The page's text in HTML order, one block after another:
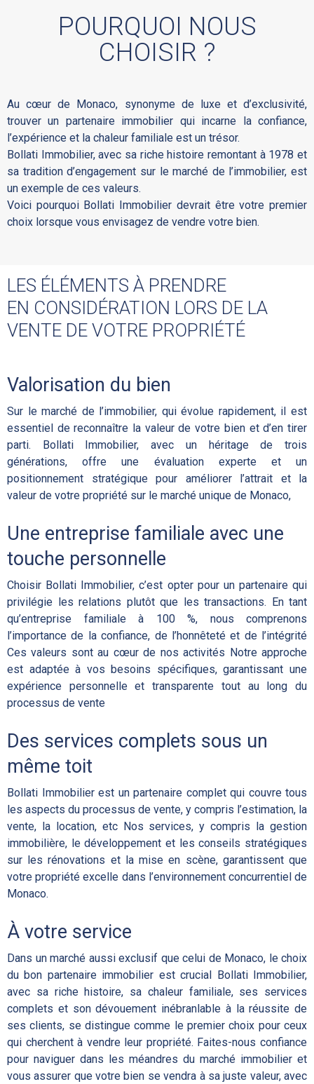
POURQUOI NOUS
CHOISIR ?
Au cœur de Monaco, synonyme de luxe et d’exclusivité,
trouver un partenaire immobilier qui incarne la confiance,
l’expérience et la chaleur familiale est un trésor.
Bollati Immobilier, avec sa riche histoire remontant à 1978 et
sa tradition d’engagement sur le marché de l’immobilier, est
un exemple de ces valeurs.
Voici pourquoi Bollati Immobilier devrait être votre premier
choix lorsque vous envisagez de vendre votre bien.
LES ÉLÉMENTS À PRENDRE
EN CONSIDÉRATION LORS DE LA
VENTE DE VOTRE PROPRIÉTÉ
Valorisation du bien
Sur le marché de l’immobilier, qui évolue rapidement, il est
essentiel de reconnaître la valeur de votre bien et d’en tirer
parti. Bollati Immobilier, avec un héritage de trois
générations, offre une évaluation experte et un
positionnement stratégique pour améliorer l’attrait et la
valeur de votre propriété sur le marché unique de Monaco,
Une entreprise familiale avec une
touche personnelle
Choisir Bollati Immobilier, c’est opter pour un partenaire qui
privilégie les relations plutôt que les transactions. En tant
qu’entreprise familiale à 100 %, nous comprenons
l’importance de la confiance, de l’honnêteté et de l’intégrité
Ces valeurs sont au cœur de nos activités Notre approche
est adaptée à vos besoins spécifiques, garantissant une
expérience personnelle et transparente tout au long du
processus de vente
Des services complets sous un
même toit
Bollati Immobilier est un partenaire complet qui couvre tous
les aspects du processus de vente, y compris l’estimation, la
vente, la location, etc Nos services, y compris la gestion
immobilière, le développement et les conseils stratégiques
sur les rénovations et la mise en scène, garantissent que
votre propriété excelle dans l’environnement concurrentiel de
Monaco.
À votre service
Dans un marché aussi exclusif que celui de Monaco, le choix
du bon partenaire immobilier est crucial Bollati Immobilier,
avec sa riche histoire, sa chaleur familiale, ses services
complets et son dévouement inébranlable à la réussite de
ses clients, se distingue comme le premier choix pour ceux
qui cherchent à vendre leur propriété. Faites-nous confiance
pour naviguer dans les méandres du marché immobilier et
vous assurer que votre bien se vendra à sa juste valeur, avec